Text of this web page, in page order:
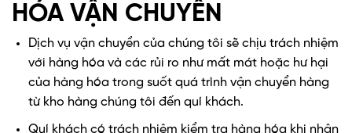
HÓA VẬN CHUYỂN
Dịch vụ vận chuyển của chúng tôi sẽ chịu trách nhiệm
với hàng hóa và các rủi ro như mất mát hoặc hư hại
của hàng hóa trong suốt quá trình vận chuyển hàng
từ kho hàng chúng tôi đến quí khách.
Quí khách có trách nhiệm kiểm tra hàng hóa khi nhận